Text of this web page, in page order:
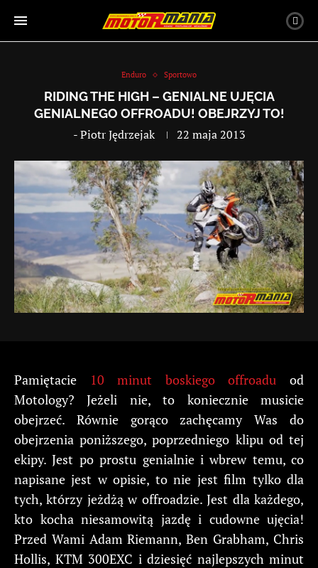
Enduro Sportowo
RIDING THE HIGH – GENIALNE UJĘCIA
GENIALNEGO OFFROADU! OBEJRZYJ TO!
-Piotr Jędrzejak 22 maja 2013
Pamiętacie 10 minut boskiego offroadu od
Motology? Jeżeli nie, to koniecznie musicie
obejrzeć. Równie gorąco zachęcamy Was do
obejrzenia poniższego, poprzedniego klipu od tej
ekipy. Jest po prostu genialnie i wbrew temu, co
napisane jest w opisie, to nie jest film tylko dla
tych, którzy jeżdżą w offroadzie. Jest dla każdego,
kto kocha niesamowitą jazdę i cudowne ujęcia!
Przed Wami Adam Riemann, Ben Grabham, Chris
Hollis, KTM 300EXC i dziesięć najlepszych minut